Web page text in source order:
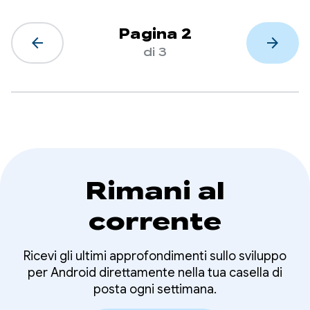
arrow_back Pagina 2
di 3 arrow_forward
Rimani al
corrente
Ricevi gli ultimi approfondimenti sullo sviluppo
per Android direttamente nella tua casella di
posta ogni settimana.